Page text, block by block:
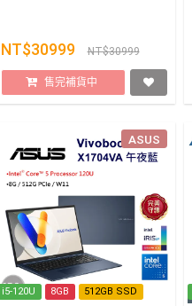
NT$30999 NT$30999
售完補貨中
ASUS
i5-120U 8GB 512GB SSD